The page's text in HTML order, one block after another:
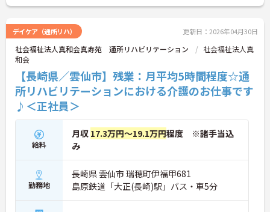
デイケア（通所リハ） 更新日：2026年04月30日
社会福祉法人真和会真寿苑 通所リハビリテーション
社会福祉法人真
和会
【長崎県／雲仙市】残業：月平均5時間程度☆通
所リハビリテーションにおける介護のお仕事です
♪＜正社員＞
給料
月収 17.3万円～19.1万円程度 ※諸手当込
み
勤務地
長崎県 雲仙市 瑞穂町伊福甲681
島原鉄道「大正(長崎)駅」バス・車5分